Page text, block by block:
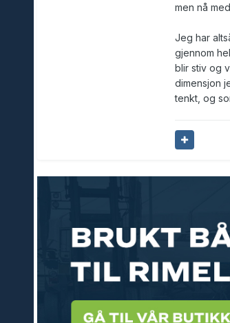
men nå
Jeg har
gjennom
blir stiv og
dimensjon
tenkt, og